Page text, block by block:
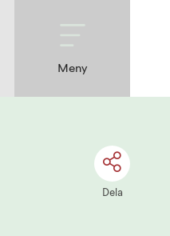
Meny
Dela